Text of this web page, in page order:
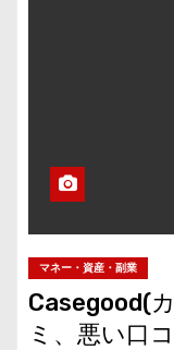
マネー・資産・副業
Casegood(
ミ、悪い口